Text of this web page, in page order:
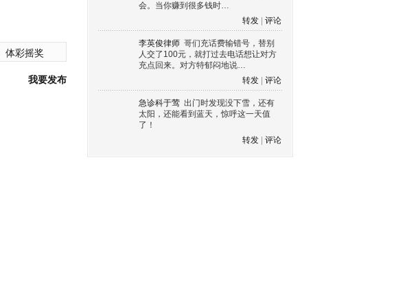
体彩摇奖
我要发布
会。当你赚到很多钱时…
转发
评论
李英俊律师 哥们充话费输错号，替别
人交了100元，就打过去电话想让对方
充点回来。对方特郁闷地说…
转发
评论
急诊科于莺 出门时发现没下雪，还有
太阳，还能看到蓝天，惊呼这一天值
了！
转发
评论